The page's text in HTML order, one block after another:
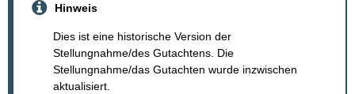
Hinweis
Dies ist eine historische Version der
Stellungnahme/des Gutachtens. Die
Stellungnahme/das Gutachten wurde inzwischen
aktualisiert.